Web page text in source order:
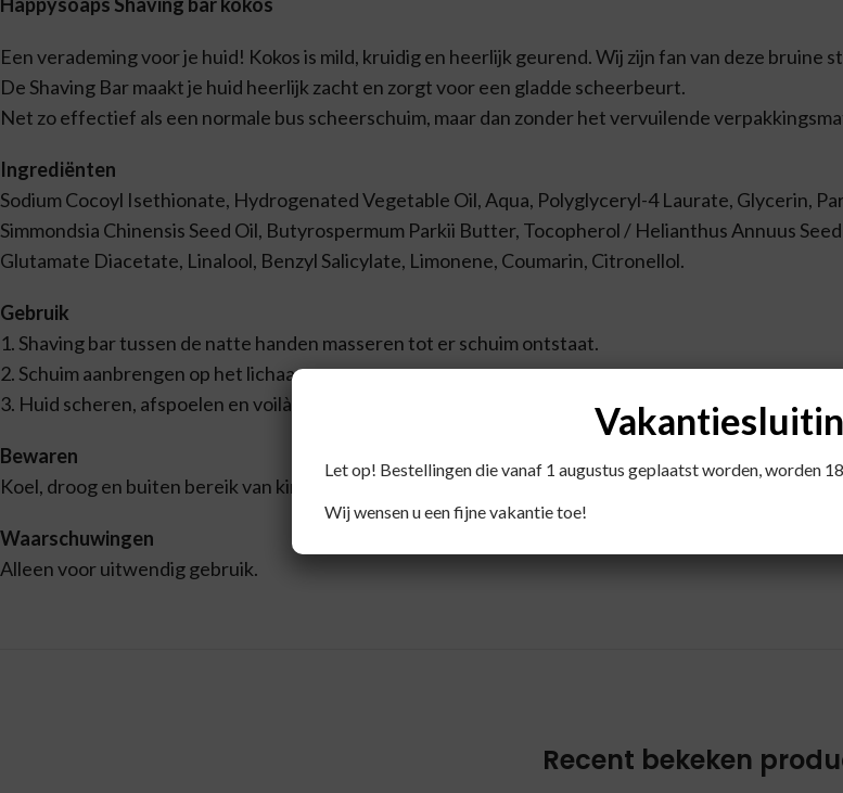
Een verademing voor je huid! Kokos is mild, kruidig en heerlijk geurend. Wij zijn fan van deze bruine
De Shaving Bar maakt je huid heerlijk zacht en zorgt voor een gladde scheerbeurt.
Net zo effectief als een normale bus scheerschuim, maar dan zonder het vervuilende
Ingrediënten
Sodium Cocoyl Isethionate, Hydrogenated Vegetable Oil, Aqua, Polyglyceryl-4 Laurate, Glycerin,
Simmondsia Chinensis Seed Oil, Butyrospermum Parkii Butter, Tocopherol / Helianthus Annuus
Glutamate Diacetate, Linalool, Benzyl Salicylate, Limonene, Coumarin, Citronellol.
Gebruik
1. Shaving bar tussen de natte handen masseren tot er schuim ontstaat.
2. Schuim aanbrengen op het lichaam.
3. Huid scheren, afspoelen en voilà!
Bewaren
Koel, droog en buiten bereik van kinderen bewaren.
Waarschuwingen
Alleen voor uitwendig gebruik.
Recent bekeken
Let op! Bestellingen die vanaf 1 augustus geplaatst worden, worden
Wij wensen u een fijne vakantie toe!